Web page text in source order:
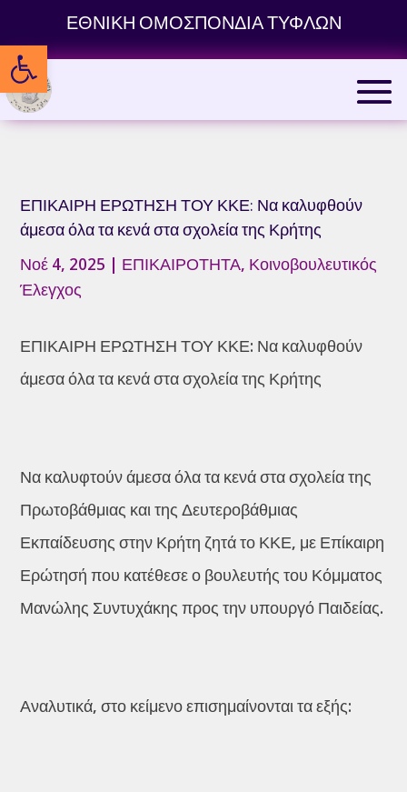
content
Ανοίξτε τη γραμμή εργαλείων
ΕΘΝΙΚΗ ΟΜΟΣΠΟΝΔΙΑ ΤΥΦΛΩΝ
ΕΠΙΚΑΙΡΗ ΕΡΩΤΗΣΗ ΤΟΥ ΚΚΕ: Να καλυφθούν
άμεσα όλα τα κενά στα σχολεία της Κρήτης
Νοέ 4, 2025 | ΕΠΙΚΑΙΡΟΤΗΤΑ, Κοινοβουλευτικός
Έλεγχος
ΕΠΙΚΑΙΡΗ ΕΡΩΤΗΣΗ ΤΟΥ ΚΚΕ: Να καλυφθούν
άμεσα όλα τα κενά στα σχολεία της Κρήτης
Να καλυφτούν άμεσα όλα τα κενά στα σχολεία της
Πρωτοβάθμιας και της Δευτεροβάθμιας
Εκπαίδευσης στην Κρήτη ζητά το ΚΚΕ, με Επίκαιρη
Ερώτησή που κατέθεσε ο βουλευτής του Κόμματος
Μανώλης Συντυχάκης προς την υπουργό Παιδείας.
Αναλυτικά, στο κείμενο επισημαίνονται τα εξής: